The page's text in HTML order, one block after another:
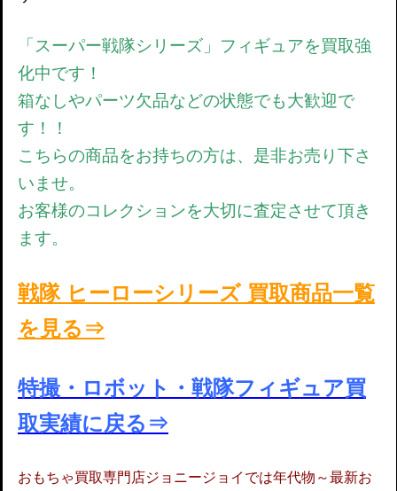
「スーパー戦隊シリーズ」 フィギュアを買取強
化中です！
箱なしやパーツ欠品などの状態でも大歓迎で
す！！
こちらの商品をお持ちの方は、是非お売り下さ
いませ。
お客様のコレクションを大切に査定させて頂き
ます。
戦隊 ヒーローシリーズ 買取商品一覧
を見る⇒
特撮・ロボット・戦隊フィギュア買
取実績に戻る⇒
おもちゃ買取専門店ジョニージョイでは年代物～最新お